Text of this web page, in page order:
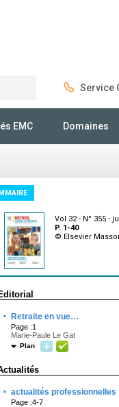
Service
EMC Domaines
Vol 32 - N° 355 -
P. 1-40
© Elsevier
· Retraite en vue…
Page :1
Marie-Paule Le Gat
Plan
· actualités professionnelles
Page :4-7